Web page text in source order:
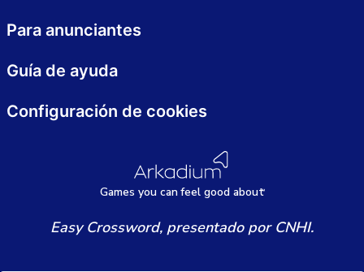
Games you canfeel good about
Para anunciantes
Guía de ayuda
Configuración de cookies
Easy Crossword, presentado por CNHI.